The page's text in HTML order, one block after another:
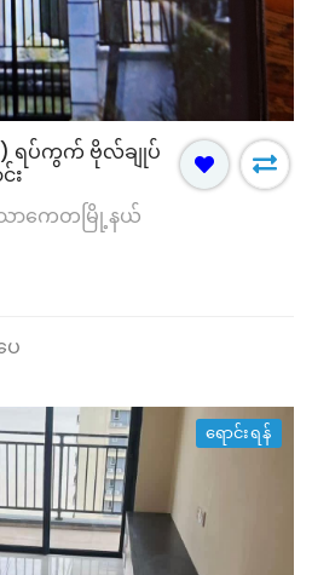
ရပ်ကွက် ဗိုလ်ချုပ်
း
သာကေတမြို့နယ်
ေ
ရောင်းရန်